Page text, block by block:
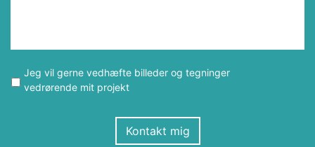
Jeg vil gerne vedhæfte billeder og tegninger
vedrørende mit projekt
Kontakt mig